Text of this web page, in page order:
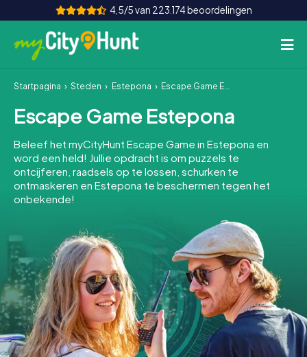
4,5/5 van 223.174 beoordelingen
Hoe het werkt
Steden
Tours
Teamevenement
INT AT CH
DE
ES
FR UK
IE
IT
NL
Boek tickets
Startpagina Steden Estepona Escape Game Estepona
Escape Game Estepona
Beleef het myCityHunt Escape Game in Estepona en
word een held! Jullie opdracht is om puzzels te
ontcijferen, raadsels op te lossen, schurken te
ontmaskeren en Estepona te beschermen tegen het
onbekende!